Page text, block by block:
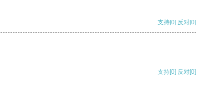
支持[0] 反对[0]
支持[0] 反对[0]